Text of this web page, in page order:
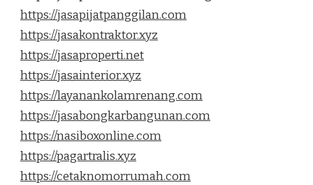
https://jasapijatpanggilan.com
https://jasakontraktor.xyz
https://jasaproperti.net
https://jasainterior.xyz
https://layanankolamrenang.com
https://jasabongkarbangunan.com
https://nasiboxonline.com
https://pagartralis.xyz
https://cetaknomorrumah.com